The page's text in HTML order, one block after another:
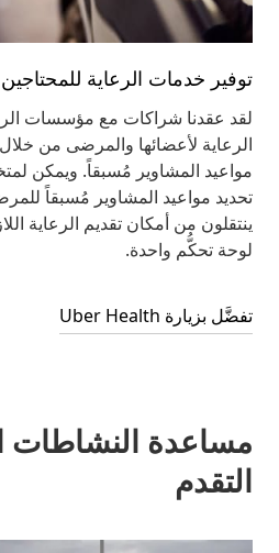
توفير خدمات الرعاية للمحتاجين
لقد عقدنا شراكات مع مؤسسات
الرعاية لأعضائها والمرضى من
مواعيد المشاوير مُسبقاً. ويمكن
تحديد مواعيد المشاوير مُسبقاً
ينتقلون من أمكان تقديم الرعاية
لوحة تحكُّم واحدة.
تفضَّل بزيارة Uber Health
مساعدة النشاطات
التقدم